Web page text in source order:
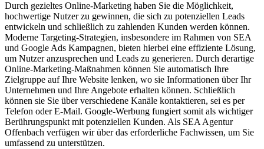
Durch gezieltes Online-Marketing haben Sie die Möglichkeit,
hochwertige Nutzer zu gewinnen, die sich zu potenziellen Leads
entwickeln und schließlich zu zahlenden Kunden werden können.
Moderne Targeting-Strategien, insbesondere im Rahmen von SEA
und Google Ads Kampagnen, bieten hierbei eine effiziente Lösung,
um Nutzer anzusprechen und Leads zu generieren. Durch derartige
Online-Marketing-Maßnahmen können Sie automatisch Ihre
Zielgruppe auf Ihre Website lenken, wo sie Informationen über Ihr
Unternehmen und Ihre Angebote erhalten können. Schließlich
können sie Sie über verschiedene Kanäle kontaktieren, sei es per
Telefon oder E-Mail. Google-Werbung fungiert somit als wichtiger
Berührungspunkt mit potenziellen Kunden. Als SEA Agentur
Offenbach verfügen wir über das erforderliche Fachwissen, um Sie
umfassend zu unterstützen.